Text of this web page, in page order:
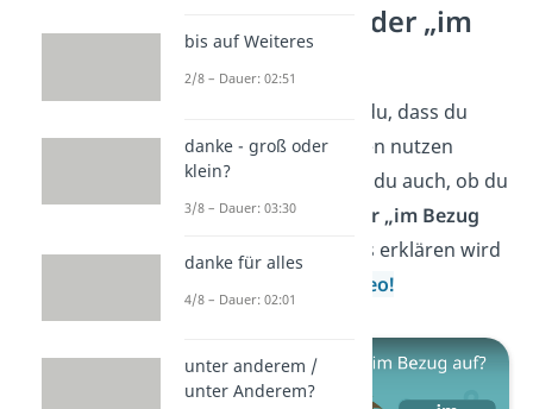
„In Bezug“ oder „im
Bezug“ auf?
Super! Jetzt weißt du, dass du
beide Schreibweisen nutzen
kannst. Aber weißt du auch, ob du
„in Bezug auf“ oder „im Bezug
auf“ schreibst? Das erklären wird
Video!
bis auf Weiteres
2/8 – Dauer: 02:51
danke - groß oder
klein?
3/8 – Dauer: 03:30
danke für alles
4/8 – Dauer: 02:01
unter anderem /
unter Anderem?